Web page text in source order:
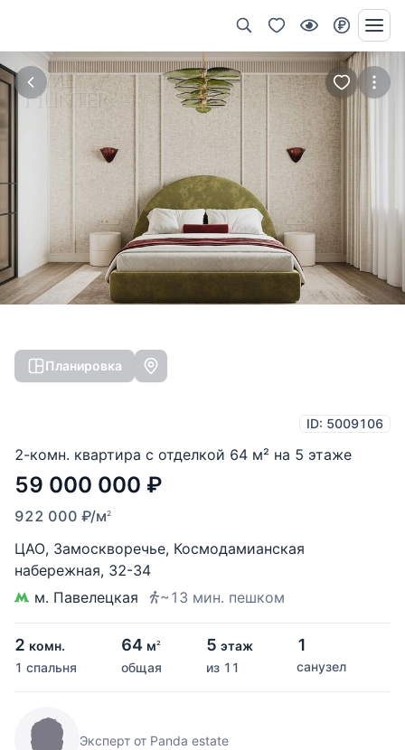
Планировка
ID: 5009106
2-комн. квартира с отделкой 64 м² на 5 этаже
59 000 000 ₽
922 000 ₽/м2
ЦАО, Замоскворечье, Космодамианская
набережная, 32-34
м. Павелецкая
~13 мин. пешком
2 комн.
1 спальня
64 м2
общая
5 этаж
из 11
1
санузел
Эксперт от Panda estate